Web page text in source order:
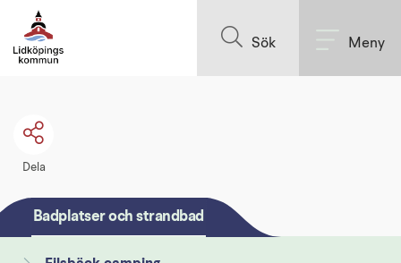
Sök Meny
Dela
Badplatser och strandbad